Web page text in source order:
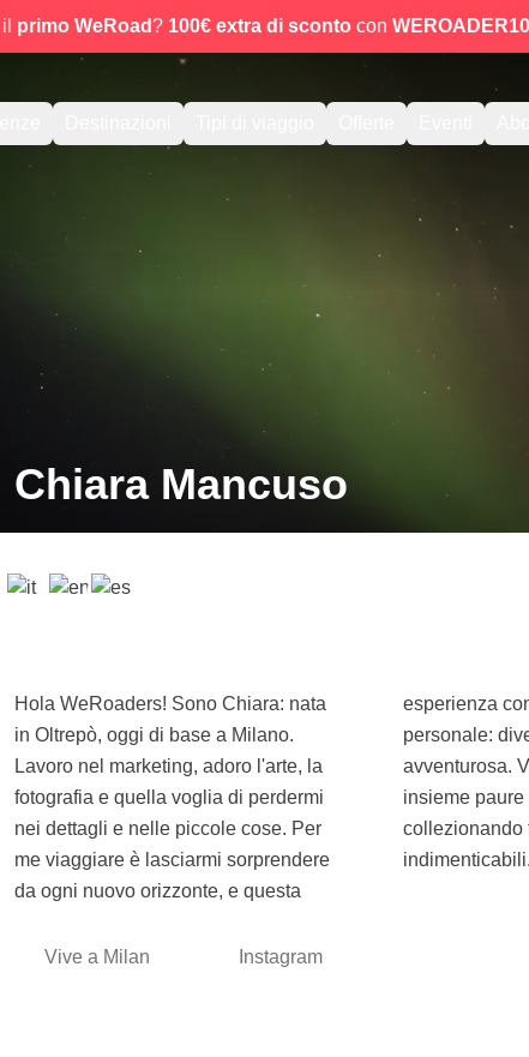
primo WeRoad? 100€ extra di scontocon
Chiara Mancuso
Hola WeRoaders! Sono Chiara: nata
in Oltrepò, oggi di base a Milano.
Lavoro nel marketing, adoro l'arte, la
fotografia e quella voglia di perdermi
nei dettagli e nelle piccole cose. Per
me viaggiare è lasciarmi sorprendere
da ogni nuovo orizzonte, e questa
esperienza con voi è anche una sfida
personale: diventare più coraggiosa e
avventurosa. Vi aspetto per affrontare
insieme paure ed emozioni,
collezionando tramonti e ricordi
indimenticabili.
Vive a Milan Instagram